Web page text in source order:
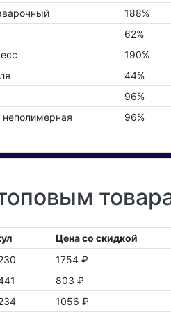
188%
62%
190%
44%
96%
96%
Цена со скидкой
1754 ₽
803 ₽
1056 ₽